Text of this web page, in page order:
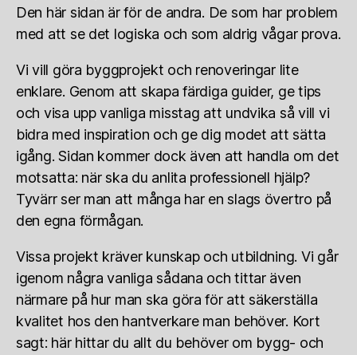
Den här sidan är för de andra. De som har problem
med att se det logiska och som aldrig vågar prova.
Vi vill göra byggprojekt och renoveringar lite
enklare. Genom att skapa färdiga guider, ge tips
och visa upp vanliga misstag att undvika så vill vi
bidra med inspiration och ge dig modet att sätta
igång. Sidan kommer dock även att handla om det
motsatta: när ska du anlita professionell hjälp?
Tyvärr ser man att många har en slags övertro på
den egna förmågan.
Vissa projekt kräver kunskap och utbildning. Vi går
igenom några vanliga sådana och tittar även
närmare på hur man ska göra för att säkerställa
kvalitet hos den hantverkare man behöver. Kort
sagt: här hittar du allt du behöver om bygg- och